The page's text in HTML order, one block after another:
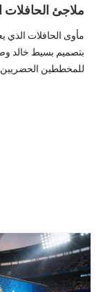
للمخططين الحضريين